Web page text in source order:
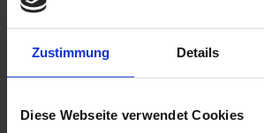
Zustimmung Details
Diese Webseite verwendet Cookies
Einrichtungslösungen sind auf diese
Produkten, die auf die Bedürfnisse
Arbeitsumgebungen zugeschnitten
Wir unterstützen unsere Kunden